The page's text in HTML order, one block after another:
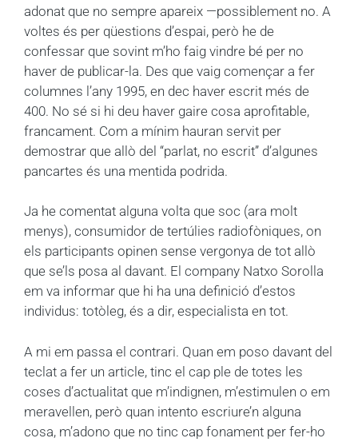
adonat que no sempre apareix —possiblement no. A
voltes és per qüestions d’espai, però he de
confessar que sovint m’ho faig vindre bé per no
haver de publicar-la. Des que vaig començar a fer
columnes l’any 1995, en dec haver escrit més de
400. No sé si hi deu haver gaire cosa aprofitable,
francament. Com a mínim hauran servit per
demostrar que allò del “parlat, no escrit” d’algunes
pancartes és una mentida podrida.
Ja he comentat alguna volta que soc (ara molt
menys), consumidor de tertúlies radiofòniques, on
els participants opinen sense vergonya de tot allò
que se’ls posa al davant. El company Natxo Sorolla
em va informar que hi ha una definició d’estos
individus: totòleg, és a dir, especialista en tot.
A mi em passa el contrari. Quan em poso davant del
teclat a fer un article, tinc el cap ple de totes les
coses d’actualitat que m’indignen, m’estimulen o em
meravellen, però quan intento escriure’n alguna
cosa, m’adono que no tinc cap fonament per fer-ho